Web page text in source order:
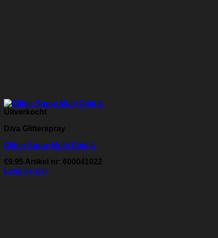
Uitverkocht
Diva Glitterspray
Glitter Spray Multi Gold 4
€9.95 Artikel nr: 600041022
Lees verder